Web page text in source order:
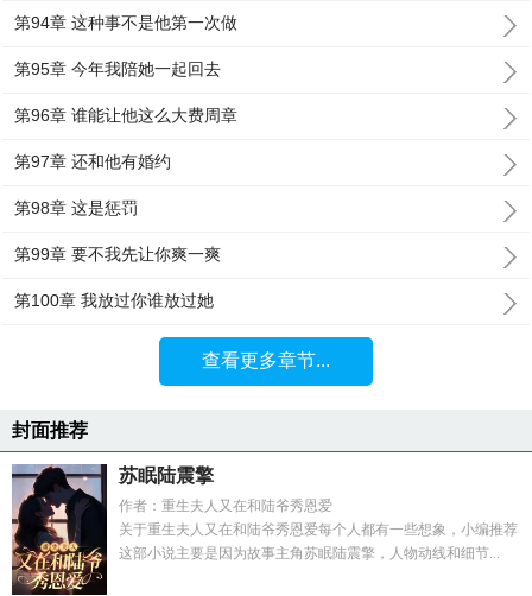
第94章 这种事不是他第一次做
第95章 今年我陪她一起回去
第96章 谁能让他这么大费周章
第97章 还和他有婚约
第98章 这是惩罚
第99章 要不我先让你爽一爽
第100章 我放过你谁放过她
查看更多章节...
封面推荐
苏眠陆震擎
作者：重生夫人又在和陆爷秀恩爱
关于重生夫人又在和陆爷秀恩爱每个人都有一些想象，小编推荐
这部小说主要是因为故事主角苏眠陆震擎，人物动线和细节...